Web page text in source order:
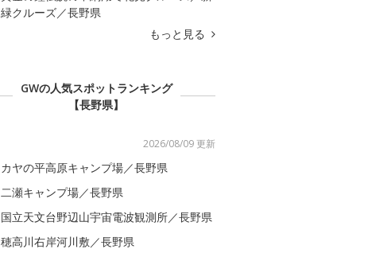
緑クルーズ／長野県
もっと見る
GWの人気スポットランキング
【長野県】
2026/08/09 更新
カヤの平高原キャンプ場／長野県
二瀬キャンプ場／長野県
国立天文台野辺山宇宙電波観測所／長野県
穂高川右岸河川敷／長野県